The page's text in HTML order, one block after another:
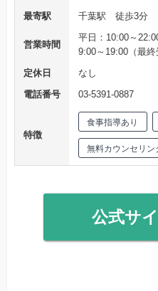
最寄駅
千葉駅 徒歩3分
営業時間
平日：10:00～
9:00～19:00（最終
定休日
なし
電話番号
03-5391-0887
特徴
食事指導あり
無料カウンセリン
公式サ